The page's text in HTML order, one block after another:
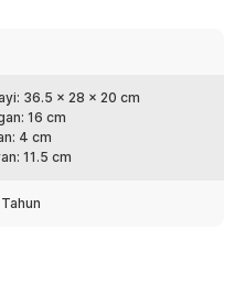
bayi untuk berpegangan,
atau iritasi pada kulit bayi.
5 cm agar bayi bisa duduk
Ketinggian ini membantu
dilapisi bahan karet agar
36.5 x 28 x 20 cm
16 cm
4 cm
11.5 cm